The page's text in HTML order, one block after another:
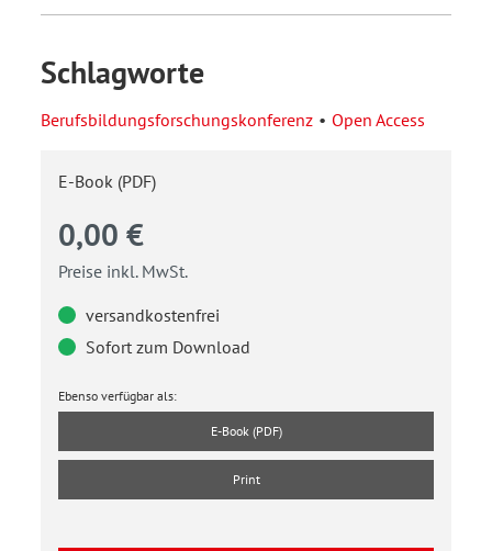
Schlagworte
Berufsbildungsforschungskonferenz Open Access
E-Book (PDF)
0,00 €
Preise inkl. MwSt.
versandkostenfrei
Sofort zum Download
Ebenso verfügbar als:
E-Book (PDF)
Print